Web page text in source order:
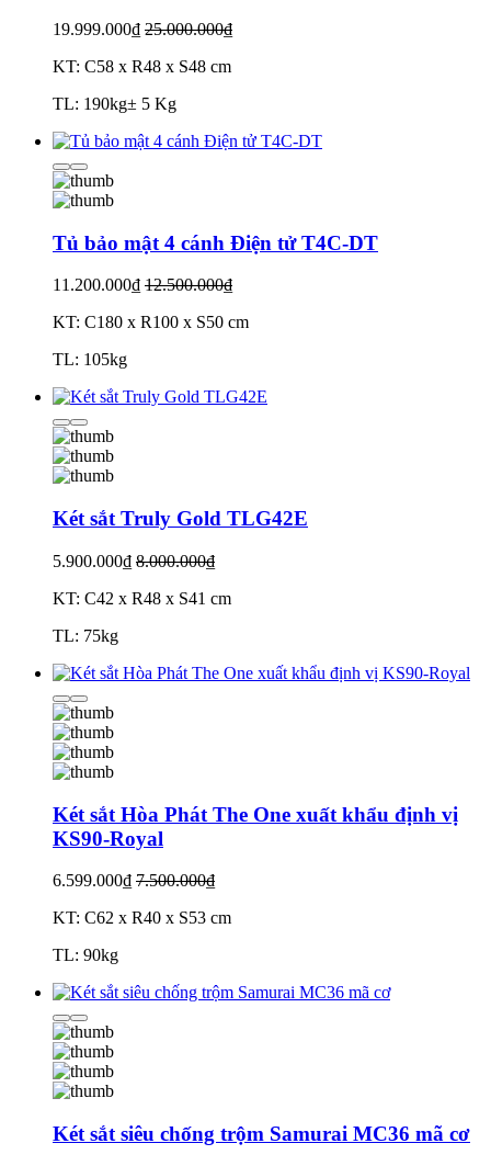
19.999.000₫ 25.000.000₫
KT: C58 x R48 x S48 cm
TL: 190kg± 5 Kg
Tủ bảo mật 4 cánh Điện tử T4C-DT
11.200.000₫ 12.500.000₫
KT: C180 x R100 x S50 cm
TL: 105kg
Két sắt Truly Gold TLG42E
5.900.000₫ 8.000.000₫
KT: C42 x R48 x S41 cm
TL: 75kg
Két sắt Hòa Phát The One xuất khẩu định vị
KS90-Royal
6.599.000₫ 7.500.000₫
KT: C62 x R40 x S53 cm
TL: 90kg
Két sắt siêu chống trộm Samurai MC36 mã cơ